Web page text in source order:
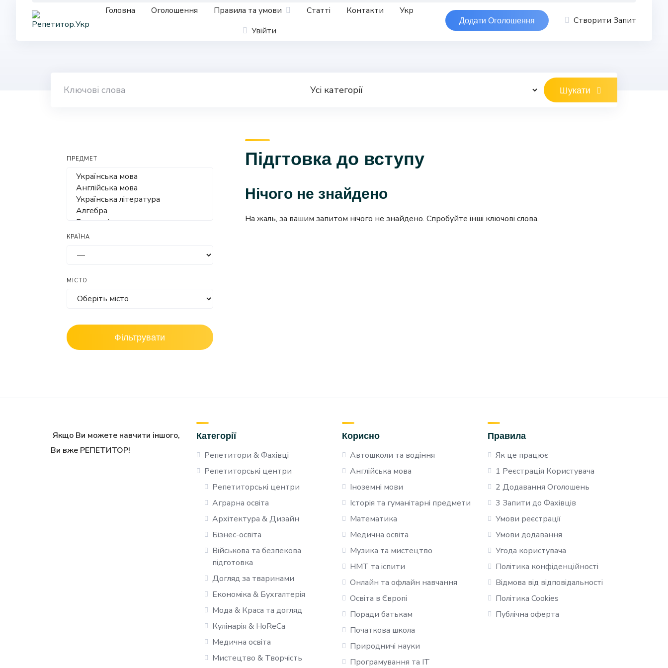
Головна Оголошення Правила та умови Статті Контакти
Укр
Увійти
Додати Оголошення Створити Запит
Шукати
ПРЕДМЕТ
КРАЇНА
МІСТО
Фільтрувати
Підгтовка до вступу
Нічого не знайдено
На жаль, за вашим запитом нічого не знайдено. Спробуйте інші ключові слова.
Якщо Ви можете навчити іншого,
Ви вже РЕПЕТИТОР!
Категорії
Репетитори & Фахівці
Репетиторські центри
Репетиторські центри
Аграрна освіта
Архітектура & Дизайн
Бізнес-освіта
Військова та безпекова
підготовка
Догляд за тваринами
Економіка & Бухгалтерія
Мода & Краса та догляд
Кулінарія & HoReCa
Медична освіта
Мистецтво & Творчість
Корисно
Автошколи та водіння
Англійська мова
Іноземні мови
Історія та гуманітарні предмети
Математика
Медична освіта
Музика та мистецтво
НМТ та іспити
Онлайн та офлайн навчання
Освіта в Європі
Поради батькам
Початкова школа
Природничі науки
Програмування та IT
Правила
Як це працює
1 Реєстрація Користувача
2 Додавання Оголошень
3 Запити до Фахівців
Умови реєстрації
Умови додавання
Угода користувача
Політика конфіденційності
Відмова від відповідальності
Політика Cookies
Публічна оферта